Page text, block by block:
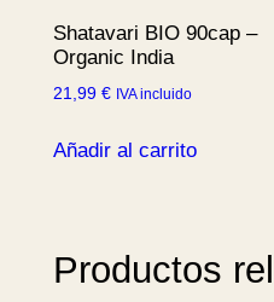
Shatavari BIO 90cap –
Organic India
21,99 € IVA incluido
Añadir al carrito
Productos